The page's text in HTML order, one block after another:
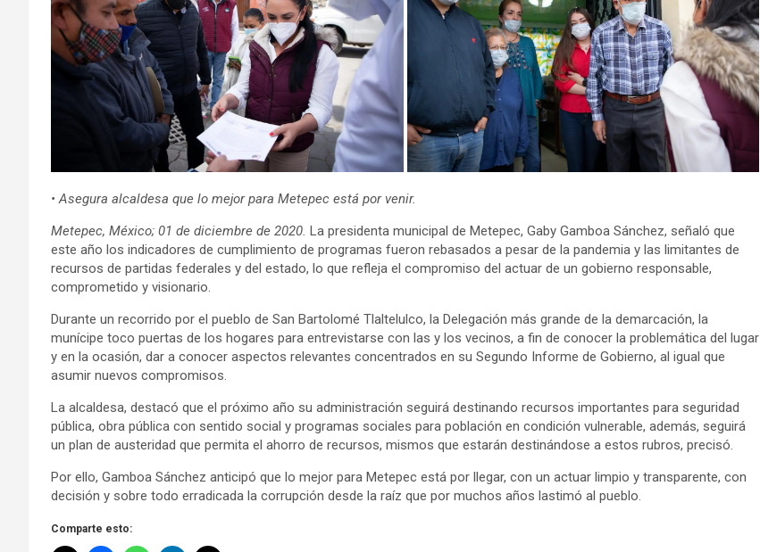
• Asegura alcaldesa que lo mejor para Metepec está por venir.
Metepec, México; 01 de diciembre de 2020. La presidenta municipal de Metepec, Gaby Gamboa Sánchez, señaló que
este año los indicadores de cumplimiento de programas fueron rebasados a pesar de la pandemia y las limitantes de
recursos de partidas federales y del estado, lo que refleja el compromiso del actuar de un gobierno responsable,
comprometido y visionario.
Durante un recorrido por el pueblo de San Bartolomé Tlaltelulco, la Delegación más grande de la demarcación, la
munícipe toco puertas de los hogares para entrevistarse con las y los vecinos, a fin de conocer la problemática del lugar
y en la ocasión, dar a conocer aspectos relevantes concentrados en su Segundo Informe de Gobierno, al igual que
asumir nuevos compromisos.
La alcaldesa, destacó que el próximo año su administración seguirá destinando recursos importantes para seguridad
pública, obra pública con sentido social y programas sociales para población en condición vulnerable, además, seguirá
un plan de austeridad que permita el ahorro de recursos, mismos que estarán destinándose a estos rubros, precisó.
Por ello, Gamboa Sánchez anticipó que lo mejor para Metepec está por llegar, con un actuar limpio y transparente, con
decisión y sobre todo erradicada la corrupción desde la raíz que por muchos años lastimó al pueblo.
Comparte esto: